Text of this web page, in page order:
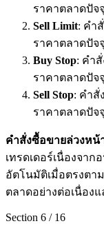
ราคาตลาดปัจ
Sell Limit: คำ
ราคาตลาดปัจ
Buy Stop: คำ
ราคาตลาดปัจ
Sell Stop: คำสั่
ราคาตลาดปัจ
คำสั่งซื้อขายล่วงหน้
เทรดเดอร์เนื่องจา
อัตโนมัติเมื่อตรงตา
ตลาดอย่างต่อเนื่อง
Section 6 / 16